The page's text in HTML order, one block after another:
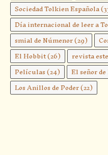
Sociedad Tolkien Española
Día internacional de leer a
smial de Númenor(29)
El Hobbit(26) revista
Películas(24) El señor
Los Anillos de Poder(22)